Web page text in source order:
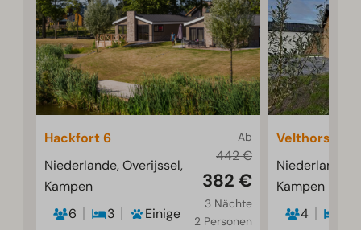
Ab
442 €
382 €
3 Nächte
2 Personen
Hackfort 6
Niederlande, Overijssel,
Kampen
6
3
Einige
Velthorst 4
Niederlande,
Kampen
4